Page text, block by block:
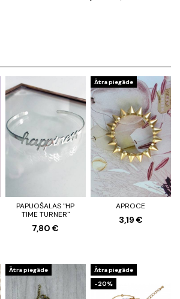
PAPUOŠALAS "HP
TIME TURNER"
7,80 €
Ātra piegāde
APROCE
3,19 €
Ātra piegāde
Ātra piegāde
-20%